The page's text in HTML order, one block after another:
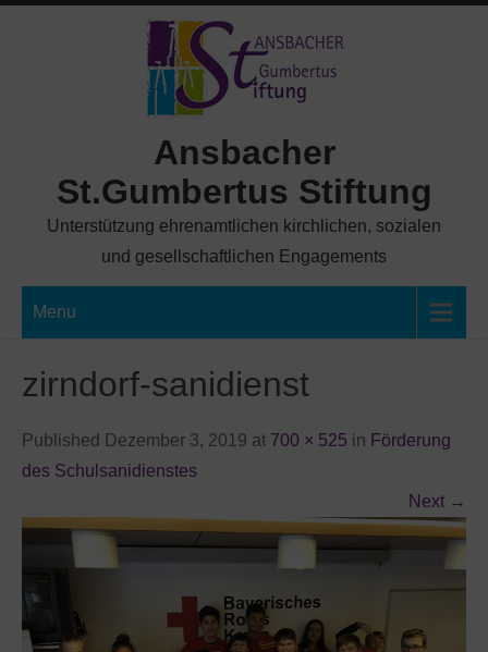
Ansbacher
St.Gumbertus Stiftung
Unterstützung ehrenamtlichen kirchlichen, sozialen
und gesellschaftlichen Engagements
Menu
zirndorf-sanidienst
Published Dezember 3, 2019 at 700 × 525 in Förderung
des Schulsanidienstes
Next →